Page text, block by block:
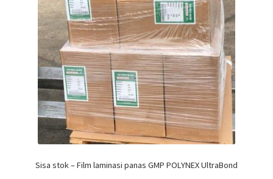
Sisa stok – Film laminasi panas GMP POLYNEX UltraBond